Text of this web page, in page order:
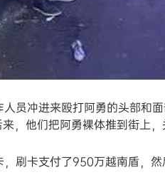
员冲进来殴打阿勇的头部和
，他们把阿勇裸体推到街上，
刷卡支付了950万越南盾，